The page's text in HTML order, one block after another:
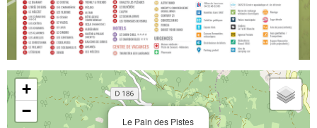
Le Pain des Pistes
+
−